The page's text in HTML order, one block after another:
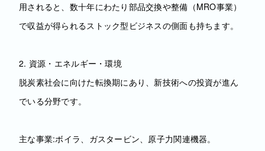
用されると、数十年にわたり部品交換や整備（MRO事業）
で収益が得られるストック型ビジネスの側面も持ちます。
2. 資源・エネルギー・環境
脱炭素社会に向けた転換期にあり、新技術への投資が進ん
でいる分野です。
主な事業:ボイラ、ガスタービン、原子力関連機器。